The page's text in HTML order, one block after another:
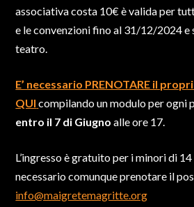
associativa costa 10€ è valida per
e le convenzioni fino al 31/12/2024 e
teatro.
E’ necessario PRENOTARE il
QUI compilando un modulo per ogni
entro il 7 di Giugno alle ore 17.
L’ingresso è gratuito per i minori di 14
necessario comunque prenotare il
info@maigretemagritte.org